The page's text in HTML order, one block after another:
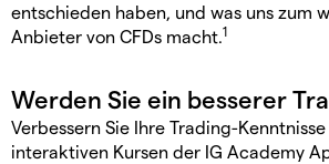
entschieden haben, und was uns zum
Anbieter von CFDs macht.1
Verbessern Sie Ihre Trading-
interaktiven Kursen der IG Academy